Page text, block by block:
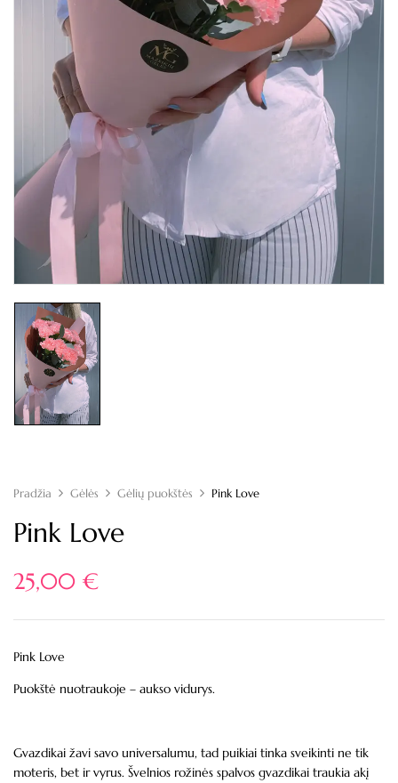
Pradžia Gėlės Gėlių puokštės Pink Love
Pink Love
25,00 €
Pink Love
Puokštė nuotraukoje – aukso vidurys.
Gvazdikai žavi savo universalumu, tad puikiai tinka sveikinti ne tik
moteris, bet ir vyrus. Švelnios rožinės spalvos gvazdikai traukia akį